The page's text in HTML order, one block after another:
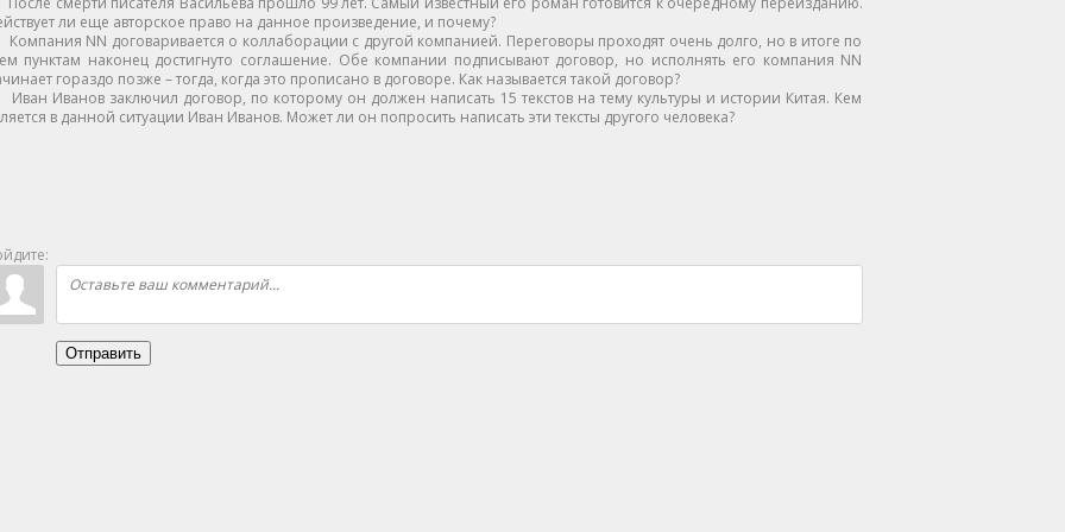
ли еще авторское право на данное произведение, и почему?
NN договаривается о коллаборации с другой компанией. Переговоры проходят очень долго, но в итоге по
пунктам наконец достигнуто соглашение. Обе компании подписывают договор, но исполнять его компания NN
гораздо позже – тогда, когда это прописано в договоре. Как называется такой договор?
Иванов заключил договор, по которому он должен написать 15 текстов на тему культуры и истории Китая. Кем
в данной ситуации Иван Иванов. Может ли он попросить написать эти тексты другого человека?
Отправить